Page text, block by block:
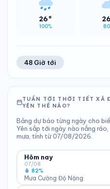
26°
100%
48 Giờ tới
TUẦN TỚI THỜI TIẾT XÃ
YÊN THẾ NÀO?
Bảng dự báo từng ngày cho
Yên sắp tới ngày nào nắng
mưa, tính từ 07/08/2026.
Hôm nay
07/08
Mưa Cường Độ Nặng
82%